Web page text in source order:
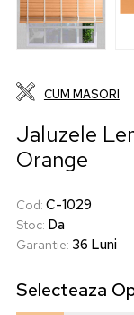
CUM MASORI
Jaluzele
Orange
Cod: C-1029
Stoc: Da
Garantie: 36 Luni
Selecteaza